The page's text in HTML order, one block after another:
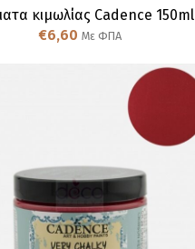
κιμωλίας Cadence 150ml
€6,60 Με ΦΠΑ